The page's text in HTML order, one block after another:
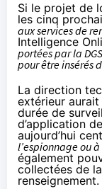
Si le projet de
les cinq
aux services de
Intelligence
portées par la
pour être insérés
La direction
extérieur
durée de
d’application
aujourd’hui
l’espionnage ou
également
collectées de
renseignement.